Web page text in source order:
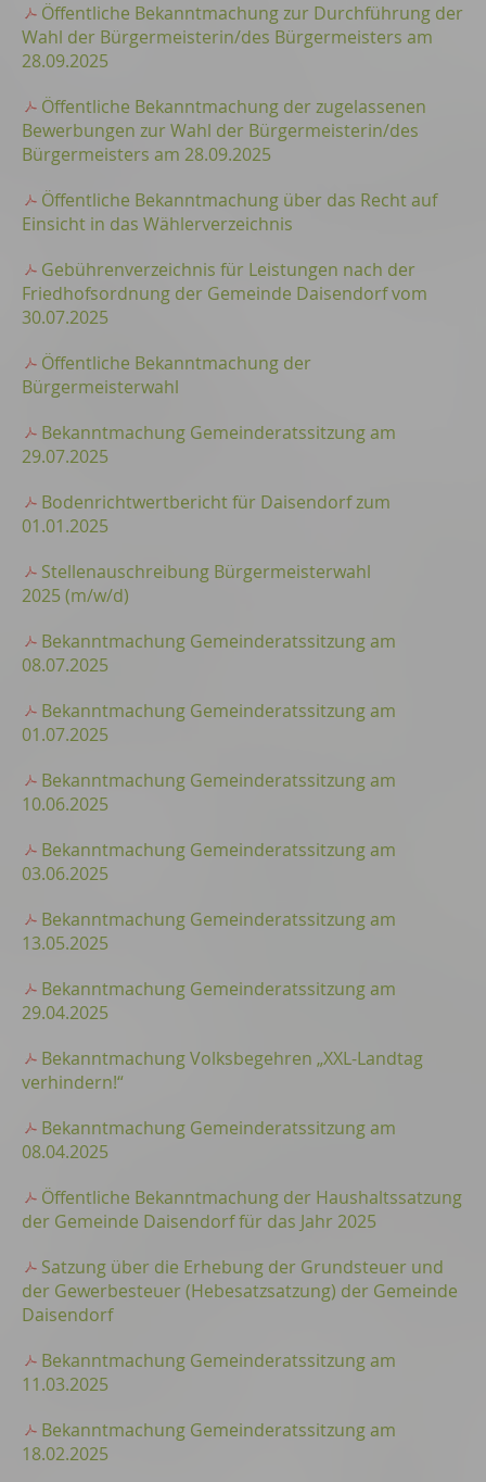
Öffentliche Bekanntmachung zur Durchführung der
Wahl der Bürgermeisterin/des Bürgermeisters am
28.09.2025
Öffentliche Bekanntmachung der zugelassenen
Bewerbungen zur Wahl der Bürgermeisterin/des
Bürgermeisters am 28.09.2025
Öffentliche Bekanntmachung über das Recht auf
Einsicht in das Wählerverzeichnis
Gebührenverzeichnis für Leistungen nach der
Friedhofsordnung der Gemeinde Daisendorf vom
30.07.2025
Öffentliche Bekanntmachung der
Bürgermeisterwahl
Bekanntmachung Gemeinderatssitzung am
29.07.2025
Bodenrichtwertbericht für Daisendorf zum
01.01.2025
Stellenauschreibung Bürgermeisterwahl
2025 (m/w/d)
Bekanntmachung Gemeinderatssitzung am
08.07.2025
Bekanntmachung Gemeinderatssitzung am
01.07.2025
Bekanntmachung Gemeinderatssitzung am
10.06.2025
Bekanntmachung Gemeinderatssitzung am
03.06.2025
Bekanntmachung Gemeinderatssitzung am
13.05.2025
Bekanntmachung Gemeinderatssitzung am
29.04.2025
Bekanntmachung Volksbegehren „XXL-Landtag
verhindern!“
Bekanntmachung Gemeinderatssitzung am
08.04.2025
Öffentliche Bekanntmachung der Haushaltssatzung
der Gemeinde Daisendorf für das Jahr 2025
Satzung über die Erhebung der Grundsteuer und
der Gewerbesteuer (Hebesatzsatzung) der Gemeinde
Daisendorf
Bekanntmachung Gemeinderatssitzung am
11.03.2025
Bekanntmachung Gemeinderatssitzung am
18.02.2025